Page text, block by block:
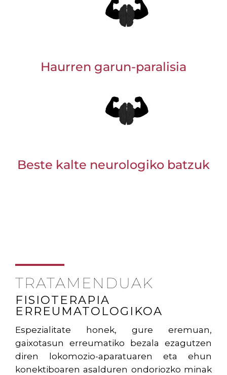
Haurren garun-paralisia
Beste kalte neurologiko batzuk
TRATAMENDUAK
FISIOTERAPIA
ERREUMATOLOGIKOA
Espezialitate honek, gure eremuan,
gaixotasun erreumatiko bezala ezagutzen
diren lokomozio-aparatuaren eta ehun
konektiboaren asalduren ondoriozko minak